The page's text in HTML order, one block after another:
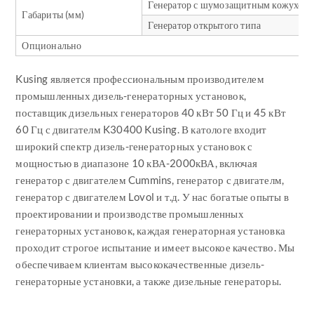
Габариты (мм)
Генератор с шумозащитным кожухом
Генератор открытого типа
Опционально
Kusing является профессиональным производителем
промышленных дизель-генераторных установок,
поставщик дизельных генераторов 40 кВт 50 Гц и 45 кВт
60 Гц с двигателм K30400 Kusing. В катологе входит
широкий спектр дизель-генераторных установок с
мощностью в диапазоне 10 кВА-2000кВА, включая
генератор с двигателем Cummins, генератор с двигателм,
генератор с двигателем Lovol и т.д. У нас богатые опыты в
проектировании и производстве промышленных
генераторных установок, каждая генераторная установка
проходит строгое испытание и имеет высокое качество. Мы
обеспечиваем клиентам высококачественные дизель-
генераторные установки, а также дизельные генераторы.